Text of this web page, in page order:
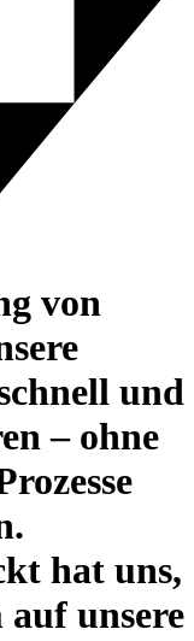
von
und
– ohne
hat uns,
unsere